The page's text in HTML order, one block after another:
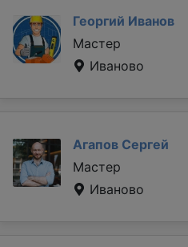
Георгий Иванов
Мастер
Иваново
Агапов Сергей
Мастер
Иваново